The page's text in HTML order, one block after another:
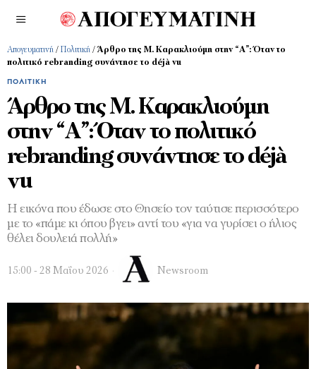
Απογευματινή / Πολιτική /Άρθρο της Μ. Καρακλιούμη στην “Α”: Όταν το
πολιτικό rebranding συνάντησε το déjà vu
ΠΟΛΙΤΙΚΉ
Άρθρο της Μ. Καρακλιούμη
στην “Α”: Όταν το πολιτικό
rebranding συνάντησε το déjà
vu
Η εικόνα που έδωσε στο Θησείο τον ταύτισε περισσότερο
με το «πάμε κι όπου βγει» αντί του «για να γυρίσει ο ήλιος
θέλει δουλειά πολλή»
15:00 - 28 Μαΐου 2026 Newsroom